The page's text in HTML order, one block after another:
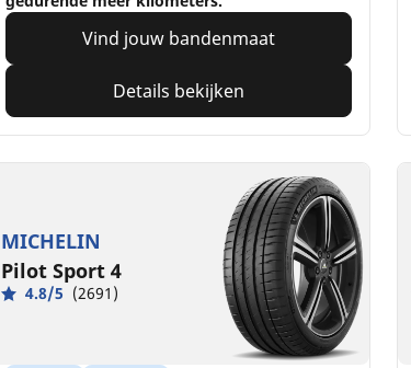
Vind jouw bandenmaat
Details bekijken
MICHELIN
Pilot Sport 4
4.8/5 (2691)